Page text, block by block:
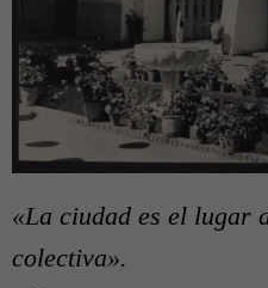
«La ciudad es el lugar
colectiva».